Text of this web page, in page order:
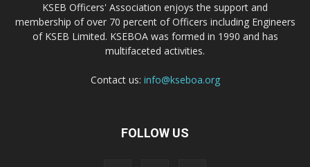
KSEB Officers' Association enjoys the support and
membership of over 70 percent of Officers including Engineers
of KSEB Limited. KSEBOA was formed in 1990 and has
multifaceted activities.
Contact us: info@kseboa.org
FOLLOW US